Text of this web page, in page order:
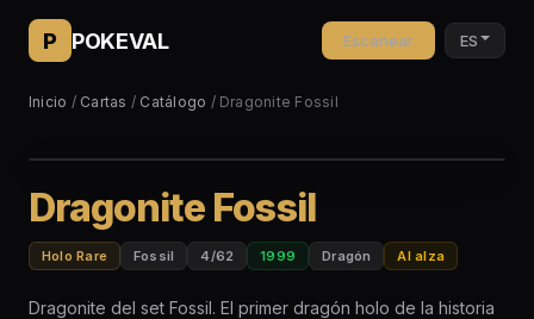
P POKEVAL Escanear ES
Inicio / Cartas / Catálogo / Dragonite Fossil
Dragonite Fossil
Holo Rare Fossil 4/62 1999 Dragón Al alza
Dragonite del set Fossil. El primer dragón holo de la historia